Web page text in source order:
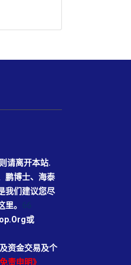
请离开本站.
鹏博士、海泰
我们建议您尽
。
或
资金交易及个
责申明》